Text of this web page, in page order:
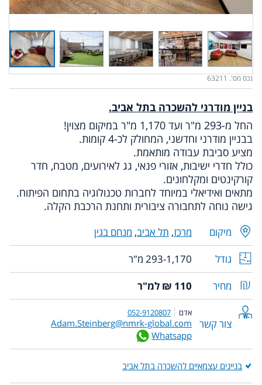
נכס מס'. 63211
בניין מודרני להשכרה בתל אביב.
החל מ-293 מ"ר ועד 1,170 מ"ר במיקום מצוין!
בבניין מודרני וחדשני, המחולק לכ-4 קומות.
מציע סביבת עבודה מותאמת.
כולל חדרי ישיבות, אזורי פנאי, גג לאירועים, מטבח, חדר
קורקינטים ומקלחונים.
מתאים ואידיאלי במיוחד לחברות טכנולוגיה בתחום הפיתוח.
גישה נוחה לתחבורה ציבורית ותחנת הרכבת הקלה.
מיקום מרכז, תל אביב, מנחם בגין
גודל
293-1,170 מ"ר
מחיר
110 ₪ למ"ר
צור קשר
אדם 052-9120807
Adam.Steinberg@nmrk-global.com
Whatsapp
בניינים עצמאיים להשכרה בתל אביב